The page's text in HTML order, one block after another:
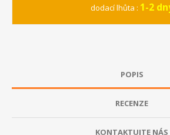
dodací lhůta : 1-2
POPIS
RECENZE
KONTAKTUJTE NÁS